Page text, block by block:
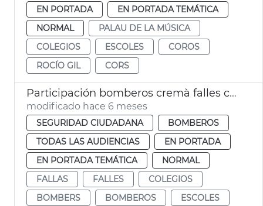
EN PORTADA
EN PORTADA TEMÁTICA
NORMAL
PALAU DE LA MÚSICA
COLEGIOS
ESCOLES
COROS
ROCÍO GIL
CORS
Participación bomberos cremà falles centros escolares València
modificado hace 6 meses
SEGURIDAD CIUDADANA
BOMBEROS
TODAS LAS AUDIENCIAS
EN PORTADA
EN PORTADA TEMÁTICA
NORMAL
FALLAS
FALLES
COLEGIOS
BOMBERS
BOMBEROS ESCOLES